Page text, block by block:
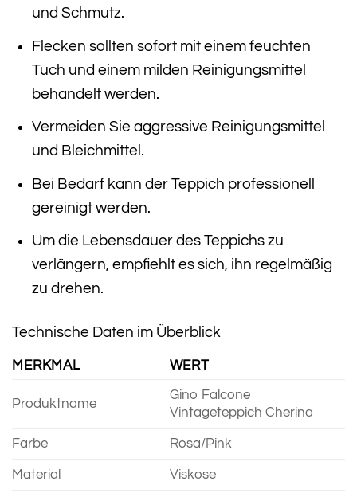
und Schmutz.
Flecken sollten sofort mit einem feuchten
Tuch und einem milden Reinigungsmittel
behandelt werden.
Vermeiden Sie aggressive Reinigungsmittel
und Bleichmittel.
Bei Bedarf kann der Teppich professionell
gereinigt werden.
Um die Lebensdauer des Teppichs zu
verlängern, empfiehlt es sich, ihn regelmäßig
zu drehen.
Technische Daten im Überblick
MERKMAL WERT
Produktname
Gino Falcone
Vintageteppich Cherina
Farbe Rosa/Pink
Material Viskose